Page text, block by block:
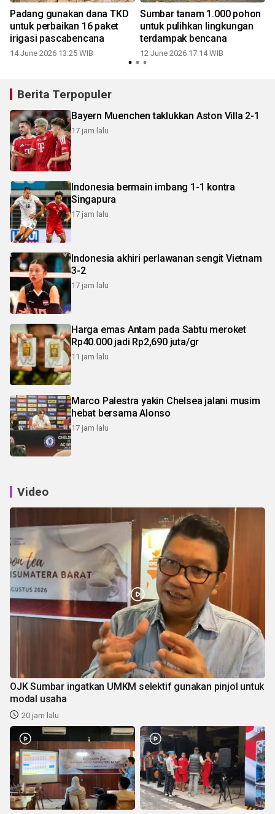
Padang gunakan dana TKD
untuk perbaikan 16 paket
irigasi pascabencana
14 June 2026 13:25 WIB
Sumbar tanam 1.000 pohon
untuk pulihkan lingkungan
terdampak bencana
12 June 2026 17:14 WIB
Berita Terpopuler
Bayern Muenchen taklukkan Aston Villa 2-1
17 jam lalu
Indonesia bermain imbang 1-1 kontra
Singapura
17 jam lalu
Indonesia akhiri perlawanan sengit Vietnam
3-2
17 jam lalu
Harga emas Antam pada Sabtu meroket
Rp40.000 jadi Rp2,690 juta/gr
11 jam lalu
Marco Palestra yakin Chelsea jalani musim
hebat bersama Alonso
17 jam lalu
Video
OJK Sumbar ingatkan UMKM selektif gunakan pinjol untuk
modal usaha
20 jam lalu